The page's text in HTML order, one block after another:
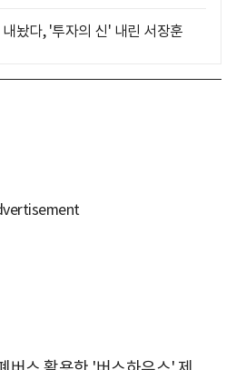
놨다, '투자의 신' 내린 서장훈